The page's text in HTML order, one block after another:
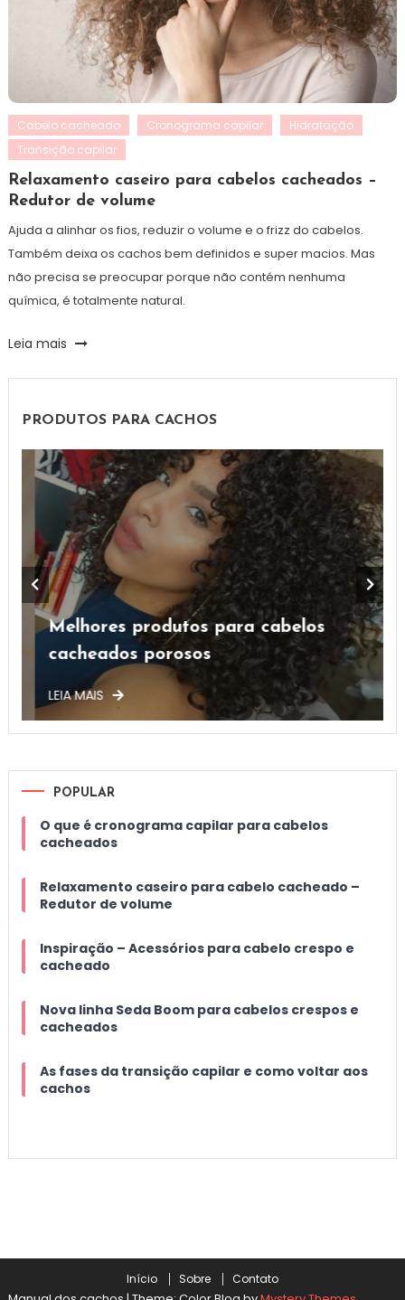
Cabelo cacheado Cronograma capilar
Hidratação
Transição capilar
Relaxamento caseiro para cabelos cacheados –
Redutor de volume
Ajuda a alinhar os fios, reduzir o volume e o frizz do cabelos.
Também deixa os cachos bem definidos e super macios. Mas
não precisa se preocupar porque não contém nenhuma
química, é totalmente natural.
Leia mais
PRODUTOS PARA CACHOS
Melhores produtos para cabelos
cacheados porosos
LEIA MAIS
POPULAR
O que é cronograma capilar para cabelos
cacheados
Relaxamento caseiro para cabelo cacheado –
Redutor de volume
Inspiração – Acessórios para cabelo crespo e
cacheado
Nova linha Seda Boom para cabelos crespos e
cacheados
As fases da transição capilar e como voltar aos
cachos
Início Sobre Contato